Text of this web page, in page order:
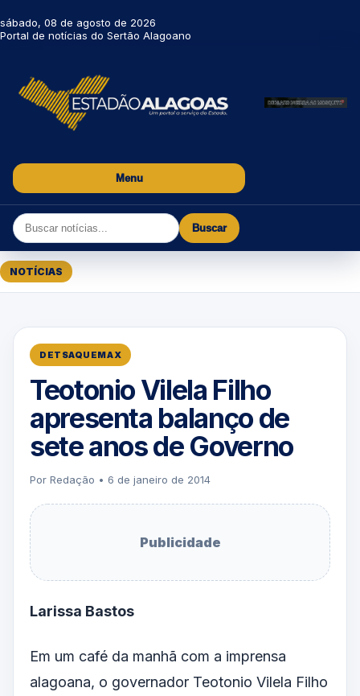
sábado, 08 de agosto de 2026
Portal de notícias do Sertão Alagoano
Menu
Buscar
NOTÍCIAS
DETSAQUEMAX
Teotonio Vilela Filho
apresenta balanço de
sete anos de Governo
Por Redação • 6 de janeiro de 2014
Publicidade
Larissa Bastos
Em um café da manhã com a imprensa
alagoana, o governador Teotonio Vilela Filho